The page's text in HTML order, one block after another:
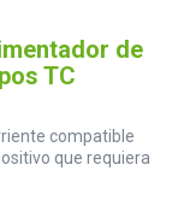
de
TC
compatible
que requiera